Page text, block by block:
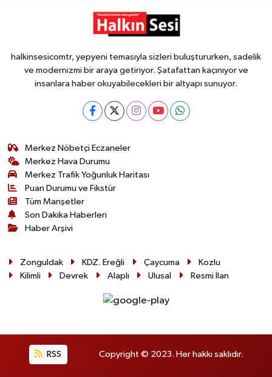
halkinsesicomtr, yepyeni temasıyla sizleri buluştururken, sadelik
ve modernizmi bir araya getiriyor. Şatafattan kaçınıyor ve
insanlara haber okuyabilecekleri bir altyapı sunuyor.
Merkez Nöbetçi Eczaneler
Merkez Hava Durumu
Merkez Trafik Yoğunluk Haritası
Puan Durumu ve Fikstür
Tüm Manşetler
Son Dakika Haberleri
Haber Arşivi
Zonguldak KDZ. Ereğli Çaycuma
Kozlu
Kilimli
Devrek Alaplı Ulusal Resmi İlan
RSS Copyright © 2023. Her hakkı saklıdır.